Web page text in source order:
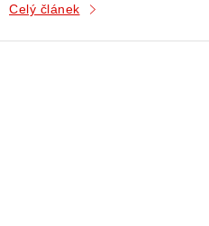
Celý článek